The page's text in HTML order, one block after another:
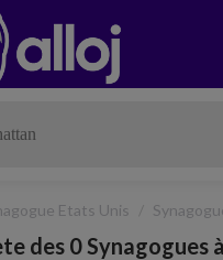
Etats Unis
des 0 Synagogues